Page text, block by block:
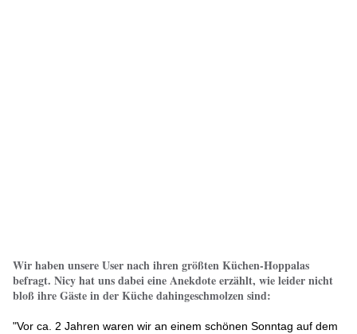
Wir haben unsere User nach ihren größten Küchen-Hoppalas
befragt. Nicy hat uns dabei eine Anekdote erzählt, wie leider nicht
bloß ihre Gäste in der Küche dahingeschmolzen sind:
"Vor ca. 2 Jahren waren wir an einem schönen Sonntag auf dem